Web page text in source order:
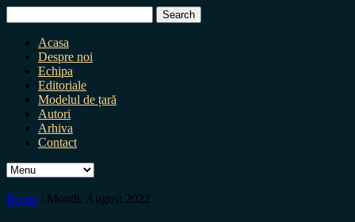
for:
Acasa
Despre noi
Echipa
Editoriale
Modelul de țară
Autori
Arhiva
Contact
Home / Month: August 2022